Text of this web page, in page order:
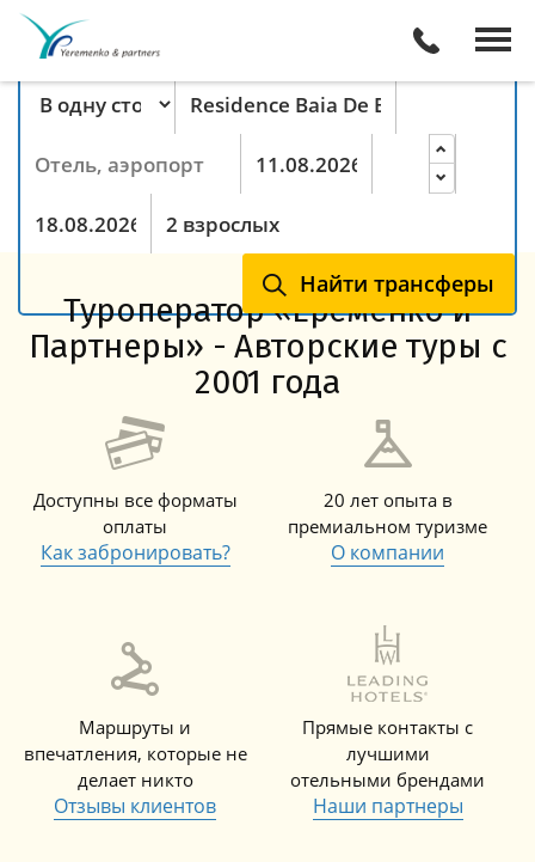
Поиск трансферов онлайн
Найти трансферы
Тип маршрута
Пункт отправления
Пункт назначения
Ночей
Туроператор «Еременко и
Партнеры» - Авторские туры с
2001 года
Доступны все форматы
оплаты
Как забронировать?
20 лет опыта в
премиальном туризме
О компании
Маршруты и
впечатления, которые не
делает никто
Отзывы клиентов
Прямые контакты с
лучшими
отельными брендами
Наши партнеры